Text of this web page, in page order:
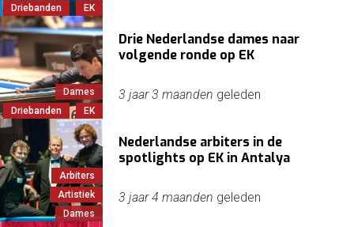
Driebanden
EK
Dames
Driebanden
EK
Drie Nederlandse dames naar
volgende ronde op EK
3 jaar 3 maanden geleden
Arbiters
Artistiek
Dames
Nederlandse arbiters in de
spotlights op EK in Antalya
3 jaar 4 maanden geleden